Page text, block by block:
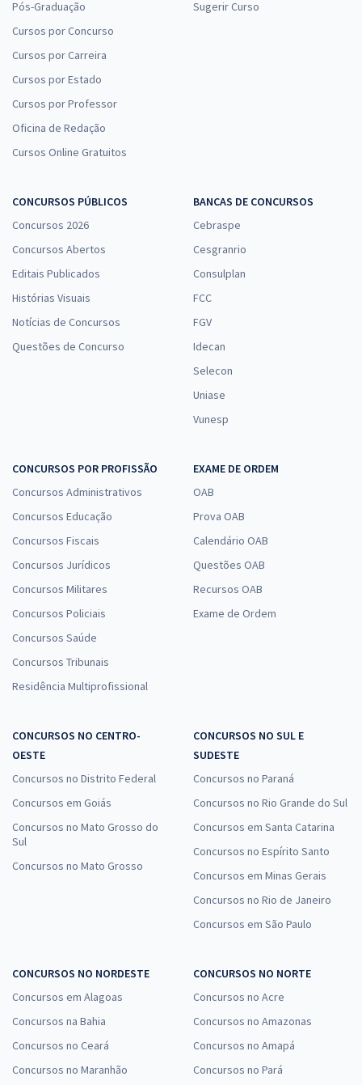
Pós-Graduação
Cursos por Concurso
Cursos por Carreira
Cursos por Estado
Cursos por Professor
Oficina de Redação
Cursos Online Gratuitos
Sugerir Curso
CONCURSOS PÚBLICOS
Concursos 2026
Concursos Abertos
Editais Publicados
Histórias Visuais
Notícias de Concursos
Questões de Concurso
BANCAS DE CONCURSOS
Cebraspe
Cesgranrio
Consulplan
FCC
FGV
Idecan
Selecon
Uniase
Vunesp
CONCURSOS POR PROFISSÃO
Concursos Administrativos
Concursos Educação
Concursos Fiscais
Concursos Jurídicos
Concursos Militares
Concursos Policiais
Concursos Saúde
Concursos Tribunais
Residência Multiprofissional
EXAME DE ORDEM
OAB
Prova OAB
Calendário OAB
Questões OAB
Recursos OAB
Exame de Ordem
CONCURSOS NO CENTRO-
OESTE
Concursos no Distrito Federal
Concursos em Goiás
Concursos no Mato Grosso do
Sul
Concursos no Mato Grosso
CONCURSOS NO SUL E
SUDESTE
Concursos no Paraná
Concursos no Rio Grande do Sul
Concursos em Santa Catarina
Concursos no Espírito Santo
Concursos em Minas Gerais
Concursos no Rio de Janeiro
Concursos em São Paulo
CONCURSOS NO NORDESTE
Concursos em Alagoas
Concursos na Bahia
Concursos no Ceará
Concursos no Maranhão
CONCURSOS NO NORTE
Concursos no Acre
Concursos no Amazonas
Concursos no Amapá
Concursos no Pará